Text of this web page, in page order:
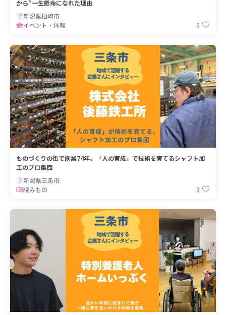
から”一生懸命になれた理由
新潟県柏崎市
イベント・体験
6
ものづくりの街で創業74年。「人の育成」で技術を育てるシャフト加
工のプロ集団
新潟県三条市
読みもの
3